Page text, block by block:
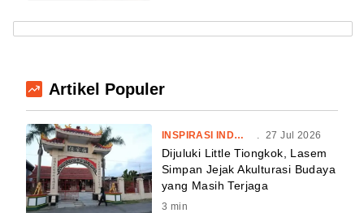
Artikel Populer
INSPIRASI INDONESIA . 27 Jul 2026
Dijuluki Little Tiongkok, Lasem
Simpan Jejak Akulturasi Budaya
yang Masih Terjaga
3 min